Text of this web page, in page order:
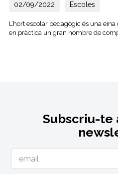
02/09/2022 Escoles
L’hort escolar pedagògic és una
en pràctica un gran nombre de
Subscriu-te